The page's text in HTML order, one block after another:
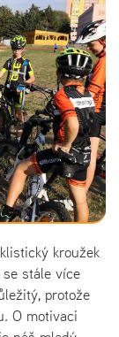
kroužek
stále více
protože
O motivaci